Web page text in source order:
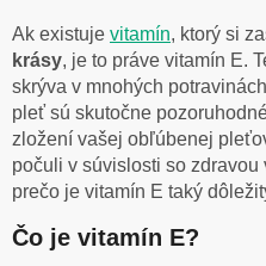
Ak existuje vitamín, ktorý si
krásy, je to práve vitamín E.
skrýva v mnohých
pleť sú skutočne
zložení vašej obľúbenej
počuli v súvislosti so zdravou
prečo je vitamín E taký
Čo je vitamín E?